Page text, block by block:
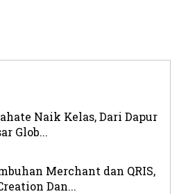
Naik Kelas, Dari Dapur
Glob...
Merchant dan QRIS,
Dan...